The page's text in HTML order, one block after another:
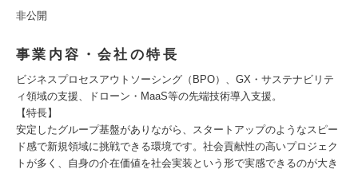
非公開
事業内容・会社の特長
ビジネスプロセスアウトソーシング（BPO）、GX・サステナビリテ
ィ領域の支援、ドローン・MaaS等の先端技術導入支援。
【特長】
安定したグループ基盤がありながら、スタートアップのようなスピー
ド感で新規領域に挑戦できる環境です。社会貢献性の高いプロジェク
トが多く、自身の介在価値を社会実装という形で実感できるのが大き